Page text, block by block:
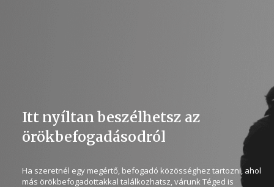
Itt nyíltan beszélhetsz az
örökbefogadásodról
Ha szeretnél egy megértő, befogadó közösséghez tartozni, ahol
más örökbefogadottakkal találkozhatsz, várunk Téged is